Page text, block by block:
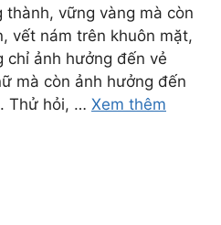
vững vàng mà còn
vết nám trên khuôn mặt,
chỉ ảnh hưởng đến vẻ
mà còn ảnh hưởng đến
Thử hỏi, … Xem thêm